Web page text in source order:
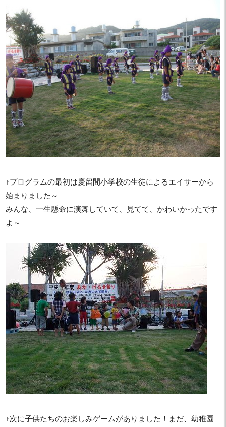
↑プログラムの最初は慶留間小学校の生徒によるエイサーから
始まりました～
みんな、一生懸命に演舞していて、見てて、かわいかったです
よ～
↑次に子供たちのお楽しみゲームがありました！まだ、幼稚園